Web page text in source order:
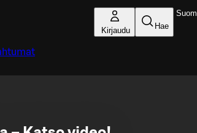
Kirjaudu Hae